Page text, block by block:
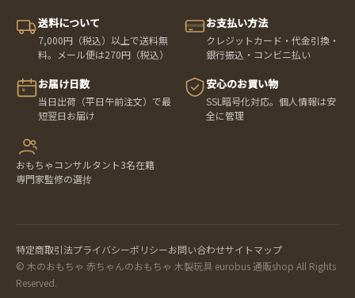
送料について
7,000円（税込）以上で送料無
料。メール便は270円（税込）
お支払い方法
クレジットカード・代金引換・
銀行振込・コンビニ払い
お届け日数
当日出荷（平日午前注文）で最
短翌日お届け
安心のお買い物
SSL暗号化対応。個人情報は安
全に管理
おもちゃコンサルタント3名在籍
専門家監修の選抟
特定商取引法プライバシーポリシーお問い合わせサイトマップ
© 木のおもちゃ 赤ちゃんのおもちゃ 木製玩具 eurobus 通販shop All Rights
Reserved.